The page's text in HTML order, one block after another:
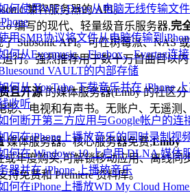
何使用WiFi-Drive从电脑无线传输文
用SMB协议将文件从电脑传输到
何从Evermusic、Flacbox、Evertag连接
VAULT的内部存储
何从 YouTube 下载音乐并在 iPhone
收听
何断开第三方应用与Google帐户的连
何在iPhone上播放音乐的同时录制视
何在 Windows 10 上启用 DLNA 媒体
器并在 iPhone 上播放音乐
何在iPhone上播放WD My Cloud
兼容服务器的 API。
编写的现代、轻量级音乐服务器,完
了 Subsonic API。可在树莓派、NAS 或
行。强烈推荐用于数十万首曲目以内
且开源的媒体服务器(Emby 的社区分
影、电视和有声书。无账户、无遥测
媒体服务器。核心服务器免费;Emby
或年度购买,可解锁移动应用、离线同
持免费和 Premiere 资料库。